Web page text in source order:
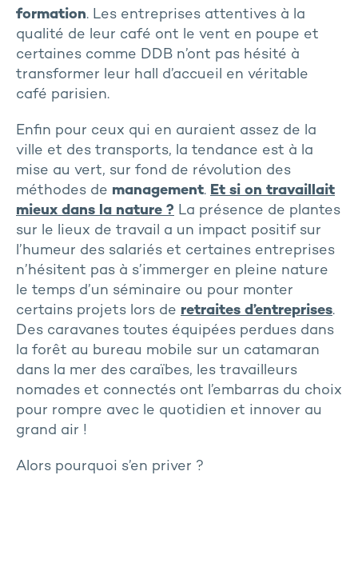
formation. Les entreprises attentives à la
qualité de leur café ont le vent en poupe et
certaines comme DDB n’ont pas hésité à
transformer leur hall d’accueil en véritable
café parisien.
Enfin pour ceux qui en auraient assez de la
ville et des transports, la tendance est à la
mise au vert, sur fond de révolution des
méthodes de management. Et si on travaillait
mieux dans la nature ? La présence de plantes
sur le lieux de travail a un impact positif sur
l’humeur des salariés et certaines entreprises
n’hésitent pas à s’immerger en pleine nature
le temps d’un séminaire ou pour monter
certains projets lors de retraites d’entreprises.
Des caravanes toutes équipées perdues dans
la forêt au bureau mobile sur un catamaran
dans la mer des caraïbes, les travailleurs
nomades et connectés ont l’embarras du choix
pour rompre avec le quotidien et innover au
grand air !
Alors pourquoi s’en priver ?